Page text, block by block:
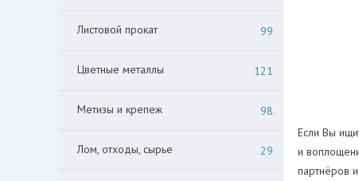
Листовой прокат 99
Цветные металлы 121
Метизы и крепеж 98
Лом, отходы, сырье 29
Если Вы
и
партнёров